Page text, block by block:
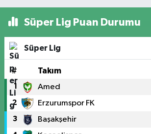
Süper Lig Puan Durumu
Süper Lig
# Takım
1 Amed
2 Erzurumspor FK
3 Başakşehir